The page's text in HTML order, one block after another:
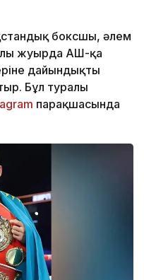
боксшы, әлем
жуырда АҚШ-қа
дайындықты
Бұл туралы
парақшасында